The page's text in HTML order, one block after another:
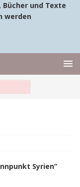
und Texte
werden
Syrien“